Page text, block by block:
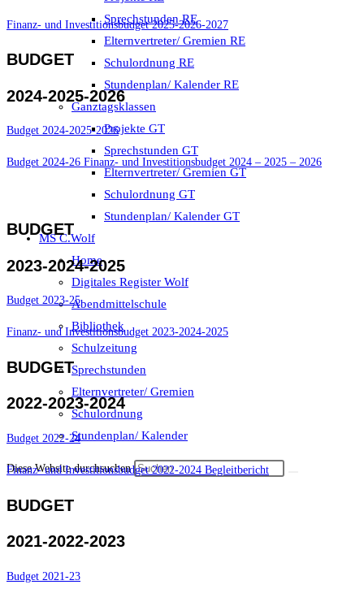
Sprechstunden RE
Elternvertreter/ Gremien RE
Schulordnung RE
Stundenplan/ Kalender RE
Ganztagsklassen
Projekte GT
Sprechstunden GT
Elternvertreter/ Gremien GT
Schulordnung GT
Stundenplan/ Kalender GT
MS C.Wolf
Home
Digitales Register Wolf
Abendmittelschule
Bibliothek
Schulzeitung
Sprechstunden
Elternvertreter/ Gremien
Schulordnung
Stundenplan/ Kalender
Diese Website durchsuchen
Finanz- und Investitionsbudget 2025-2026-2027
BUDGET
2024-2025-2026
Budget 2024-2025-2026
Budget 2024-26 Finanz- und Investitionsbudget 2024 – 2025 – 2026
BUDGET
2023-2024-2025
Budget 2023-25
Finanz- und Investitionsbudget 2023-2024-2025
BUDGET
2022-2023-2024
Budget 2022-24
Finanz- und Investitionsbudget 2022-2024 Begleitbericht
BUDGET
2021-2022-2023
Budget 2021-23